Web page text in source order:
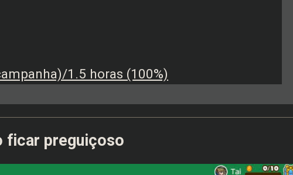
1.5 horas (100%)
ficar preguiçoso